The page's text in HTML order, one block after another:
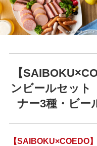
【
ンビールセット
ナー3種・ビー
【SAIBOKU×COEDO